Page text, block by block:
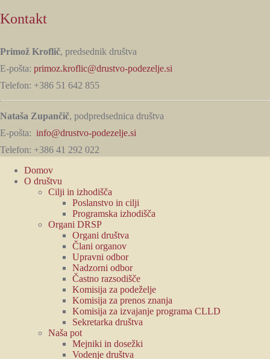
Kontakt
Primož Kroflič, predsednik društva
E-pošta: primoz.kroflic@drustvo-podezelje.si
Telefon: +386 51 642 855
Nataša Zupančič, podpredsednica društva
E-pošta: info@drustvo-podezelje.si
Telefon: +386 41 292 022
Domov
O društvu
Cilji in izhodišča
Poslanstvo in cilji
Programska izhodišča
Organi DRSP
Organi društva
Člani organov
Upravni odbor
Nadzorni odbor
Častno razsodišče
Komisija za podeželje
Komisija za prenos znanja
Komisija za izvajanje programa CLLD
Sekretarka društva
Naša pot
Mejniki in dosežki
Vodenje društva